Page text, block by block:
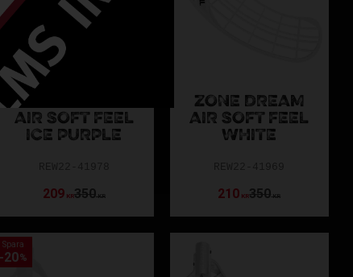
rådgivning!
ZONE DREAM
AIR SOFT FEEL
ICE PURPLE
209KR350KR
ZONE DREAM
AIR SOFT FEEL
WHITE
210 KR350KR
Spara
20%